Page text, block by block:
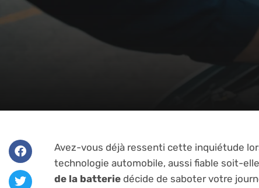
Avez-vous déjà ressenti cette inquiétude
technologie automobile, aussi fiable soit-
de la batteriedécide de saboter votre